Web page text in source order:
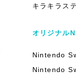
キラキラス
オリジナル
Nintendo
Nintendo